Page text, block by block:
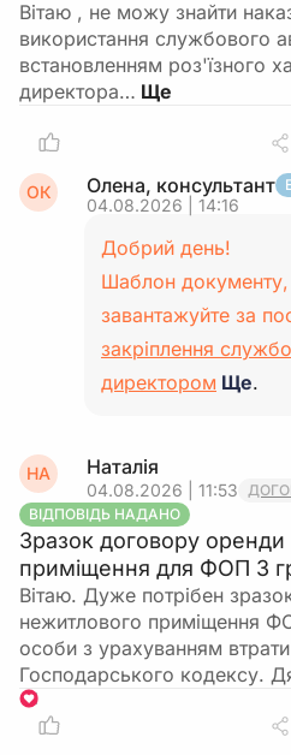
Вітаю , не можу знайти
використання службового
встановленням роз'їзного
директора…
ОК Олена, консультант
04.08.2026 | 14:16
Добрий день!
Шаблон документу,
завантажуйте за
закріплення
директором Ще.
НА Наталія
04.08.2026 | 11:53
ВІДПОВІДЬ НАДАНО
Зразок договору
приміщення для ФОП 3
Вітаю. Дуже потрібен
нежитлового приміщення
особи з урахуванням втрати
Господарського кодексу.
1